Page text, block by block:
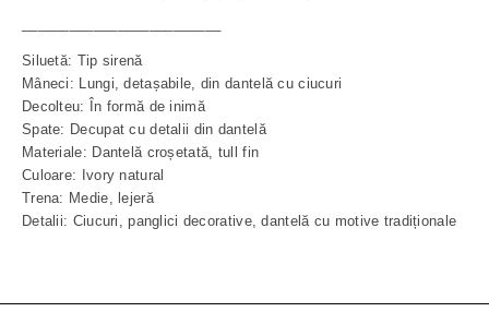
Siluetă: Tip sirenă
Mâneci: Lungi, detașabile, din dantelă cu ciucuri
Decolteu: În formă de inimă
Spate: Decupat cu detalii din dantelă
Materiale: Dantelă croșetată, tull fin
Culoare: Ivory natural
Trena: Medie, lejeră
Detalii: Ciucuri, panglici decorative, dantelă cu motive tradiționale